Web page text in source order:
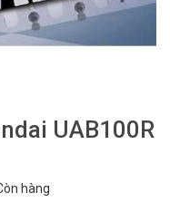
UAB100R
hàng